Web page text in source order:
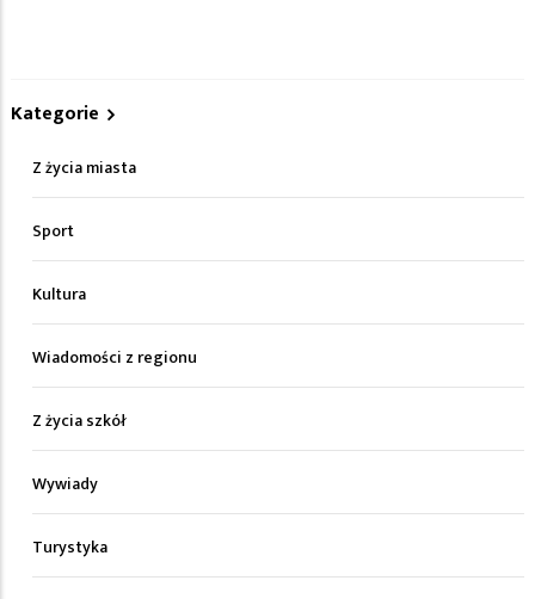
Kategorie
Z życia miasta
Sport
Kultura
Wiadomości z regionu
Z życia szkół
Wywiady
Turystyka